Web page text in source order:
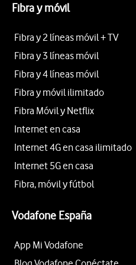
Fibra y móvil
Fibra y 2 líneas móvil + TV
Fibra y 3 líneas móvil
Fibra y 4 líneas móvil
Fibra y móvil ilimitado
Fibra Móvil y Netflix
Internet en casa
Internet 4G en casa ilimitado
Internet 5G en casa
Fibra, móvil y fútbol
Vodafone España
App Mi Vodafone